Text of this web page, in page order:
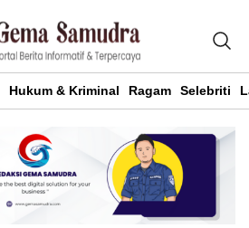
Hukum & Kriminal Ragam Selebriti